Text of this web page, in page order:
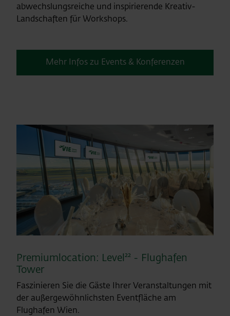
abwechslungsreiche und inspirierende Kreativ-
Landschaften für Workshops.
Mehr Infos zu Events & Konferenzen
Premiumlocation: Level²² - Flughafen
Tower
Faszinieren Sie die Gäste Ihrer Veranstaltungen mit
der außergewöhnlichsten Eventfläche am
Flughafen Wien.